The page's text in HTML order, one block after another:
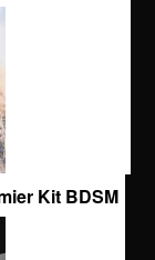
Kit BDSM